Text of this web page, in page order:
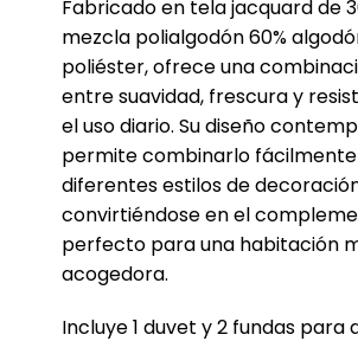
Fabricado en tela jacquard de
mezcla polialgodón 60%
poliéster, ofrece una
entre suavidad, frescura y
el uso diario. Su diseño
permite combinarlo
diferentes estilos de
convirtiéndose en el
perfecto para una habitación
acogedora.
Incluye 1 duvet y 2 fundas para